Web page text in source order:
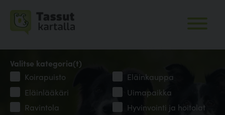
Valitse kategoria(t)
Koirapuisto
Eläinkauppa
Eläinlääkäri
Uimapaikka
Ravintola
Hyvinvointi ja hoitolat